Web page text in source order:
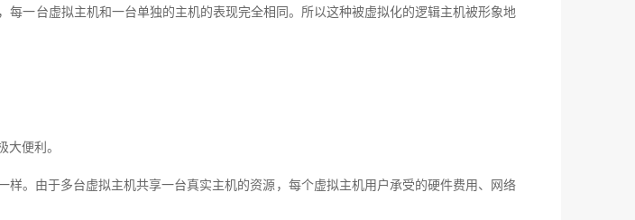
一台虚拟主机和一台单独的主机的表现完全相同。所以这种被虚拟化的逻辑主机被形象地
便利。
由于多台虚拟主机共享一台真实主机的资源，每个虚拟主机用户承受的硬件费用、网络